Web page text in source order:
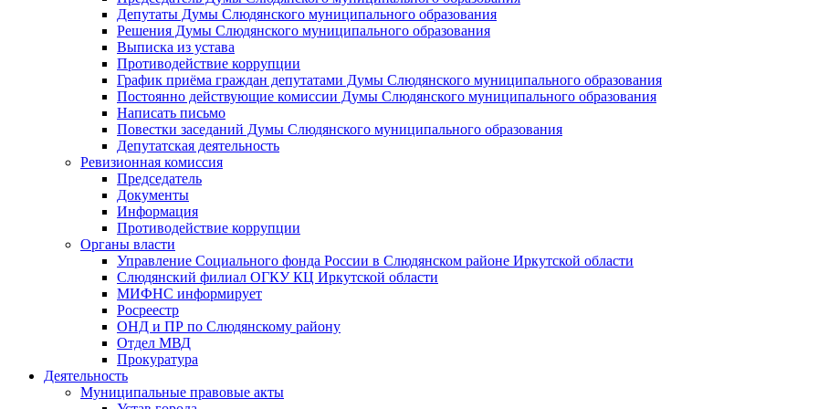
Депутаты Думы Слюдянского муниципального образования
Решения Думы Слюдянского муниципального образования
Выписка из устава
Противодействие коррупции
График приёма граждан депутатами Думы Слюдянского муниципального образования
Постоянно действующие комиссии Думы Слюдянского муниципального образования
Написать письмо
Повестки заседаний Думы Слюдянского муниципального образования
Депутатская деятельность
Ревизионная комиссия
Председатель
Документы
Информация
Противодействие коррупции
Органы власти
Управление Социального фонда России в Слюдянском районе Иркутской области
Слюдянский филиал ОГКУ КЦ Иркутской области
МИФНС информирует
Росреестр
ОНД и ПР по Слюдянскому району
Отдел МВД
Прокуратура
Деятельность
Муниципальные правовые акты